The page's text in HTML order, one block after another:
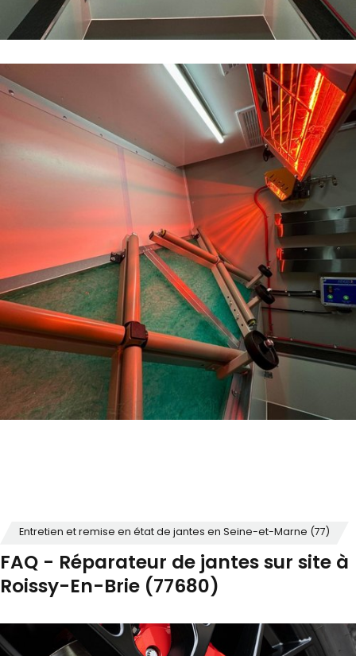
FAQ - Réparateur de jantes sur site à
Roissy-En-Brie (77680)
Entretien et remise en état de jantes en Seine-et-Marne (77)